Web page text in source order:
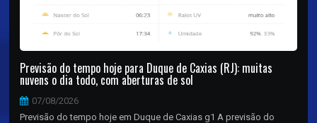
Previsão do tempo hoje para Duque de Caxias (RJ): muitas
nuvens o dia todo, com aberturas de sol
07/08/2026
Previsão do tempo hoje em Duque de Caxias g1 A previsão do